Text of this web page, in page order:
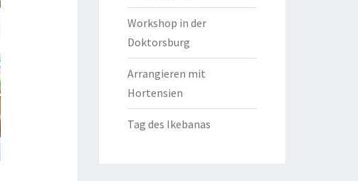
Workshop in der
Doktorsburg
Arrangieren mit
Hortensien
Tag des Ikebanas